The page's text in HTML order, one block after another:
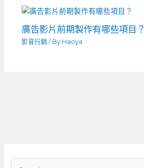
廣告影片前期製作有哪些項目？
影音行銷 / By Haoya